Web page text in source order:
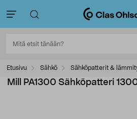
Etusivu Sähkö Sähköpatterit &
Mill PA1300 Sähköpatteri